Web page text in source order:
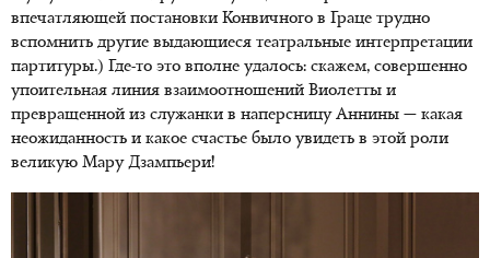
впечатляющей постановки Конвичного в Граце трудно
вспомнить другие выдающиеся театральные интерпретации
партитуры.) Где-то это вполне удалось: скажем, совершенно
упоительная линия взаимоотношений Виолетты и
превращенной из служанки в наперсницу Аннины — какая
неожиданность и какое счастье было увидеть в этой роли
великую Мару Дзампьери!